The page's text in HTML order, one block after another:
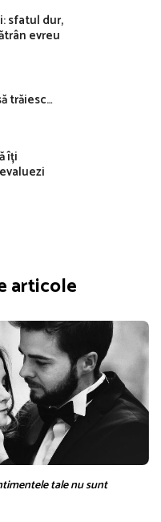
sfatul dur,
evreu
trăiesc…
îți
articole
tale nu sunt